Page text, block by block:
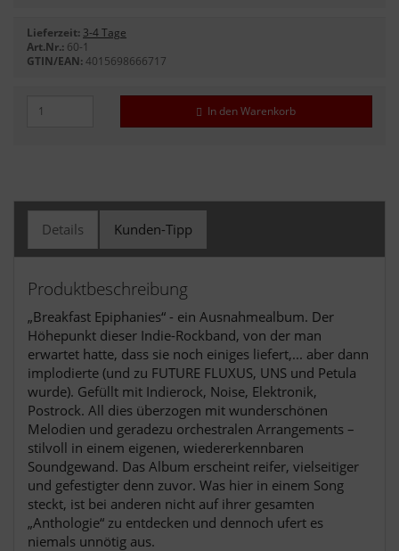
Lieferzeit: 3-4 Tage
Art.Nr.: 60-1
GTIN/EAN: 4015698666717
In den Warenkorb
Details Kunden-Tipp
Produktbeschreibung
„Breakfast Epiphanies“ - ein Ausnahmealbum. Der
Höhepunkt dieser Indie-Rockband, von der man
erwartet hatte, dass sie noch einiges liefert,... aber dann
implodierte (und zu FUTURE FLUXUS, UNS und Petula
wurde). Gefüllt mit Indierock, Noise, Elektronik,
Postrock. All dies überzogen mit wunderschönen
Melodien und geradezu orchestralen Arrangements –
stilvoll in einem eigenen, wiedererkennbaren
Soundgewand. Das Album erscheint reifer, vielseitiger
und gefestigter denn zuvor. Was hier in einem Song
steckt, ist bei anderen nicht auf ihrer gesamten
„Anthologie“ zu entdecken und dennoch ufert es
niemals unnötig aus.